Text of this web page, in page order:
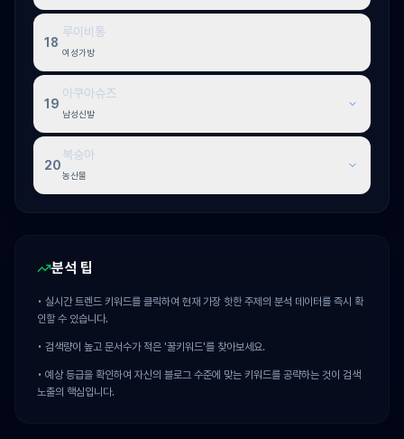
18
루이비통
여성가방
19
아쿠아슈즈
남성신발
20
복숭아
농산물
분석 팁
• 실시간 트렌드 키워드를 클릭하여 현재 가장 핫한 주제의 분석 데이터를 즉시 확
인할 수 있습니다.
• 검색량이 높고 문서수가 적은 '꿀키워드'를 찾아보세요.
• 예상 등급을 확인하여 자신의 블로그 수준에 맞는 키워드를 공략하는 것이 검색
노출의 핵심입니다.